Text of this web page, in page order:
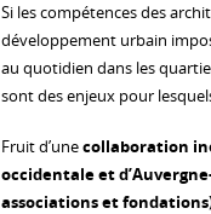
Si les compétences des
développement urbain
au quotidien dans les
sont des enjeux pour
Fruit d’unecollaboration
occidentale et
associations et